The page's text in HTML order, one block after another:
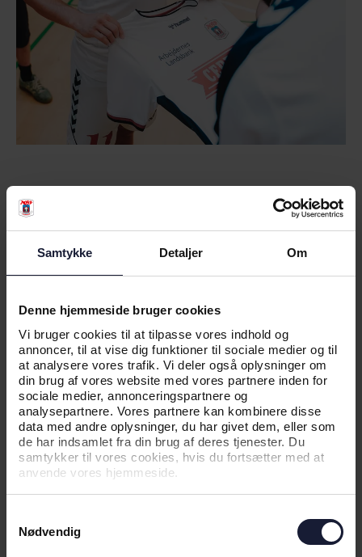
Samtykke Detaljer Om
Denne hjemmeside bruger cookies
Vi bruger cookies til at tilpasse vores indhold og
annoncer, til at vise dig funktioner til sociale medier og til
at analysere vores trafik. Vi deler også oplysninger om
din brug af vores website med vores partnere inden for
sociale medier, annonceringspartnere og
analysepartnere. Vores partnere kan kombinere disse
data med andre oplysninger, du har givet dem, eller som
de har indsamlet fra din brug af deres tjenester. Du
samtykker til vores cookies, hvis du fortsætter med at
anvende vores hjemmeside.
Nødvendig
RELATEREDE NYHEDER
AGF INVITERER TIL DEBAT PÅ
FOLKEMØDET